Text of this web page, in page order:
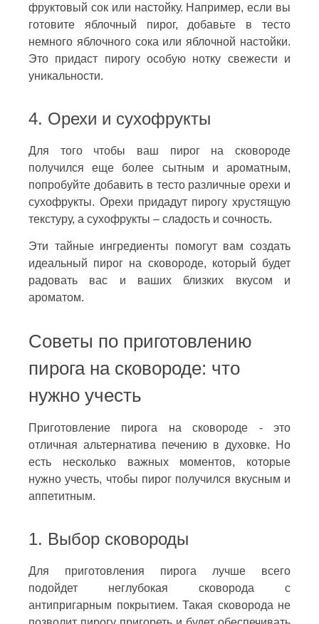
фруктовый сок или настойку. Например, если вы
готовите яблочный пирог, добавьте в тесто
немного яблочного сока или яблочной настойки.
Это придаст пирогу особую нотку свежести и
уникальности.
4. Орехи и сухофрукты
Для того чтобы ваш пирог на сковороде
получился еще более сытным и ароматным,
попробуйте добавить в тесто различные орехи и
сухофрукты. Орехи придадут пирогу хрустящую
текстуру, а сухофрукты – сладость и сочность.
Эти тайные ингредиенты помогут вам создать
идеальный пирог на сковороде, который будет
радовать вас и ваших близких вкусом и
ароматом.
Советы по приготовлению
пирога на сковороде: что
нужно учесть
Приготовление пирога на сковороде - это
отличная альтернатива печению в духовке. Но
есть несколько важных моментов, которые
нужно учесть, чтобы пирог получился вкусным и
аппетитным.
1. Выбор сковороды
Для приготовления пирога лучше всего
подойдет неглубокая сковорода с
антипригарным покрытием. Такая сковорода не